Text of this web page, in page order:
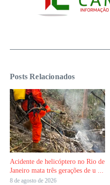
Posts Relacionados
Acidente de helicóptero no Rio de
Janeiro mata três gerações de u ...
8 de agosto de 2026